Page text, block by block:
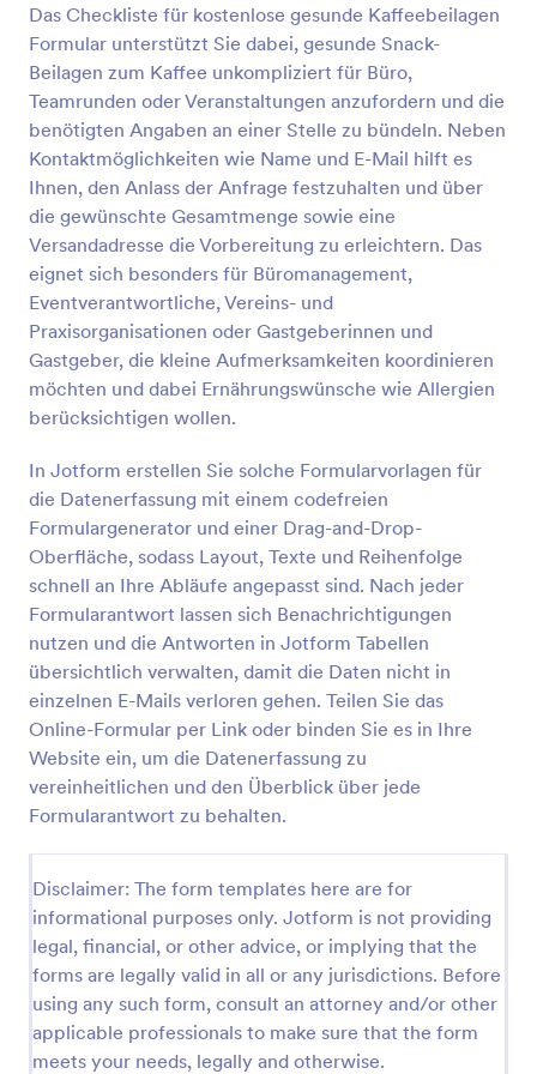
Das Checkliste für kostenlose gesunde Kaffeebeilagen
Formular unterstützt Sie dabei, gesunde Snack-
Beilagen zum Kaffee unkompliziert für Büro,
Teamrunden oder Veranstaltungen anzufordern und die
benötigten Angaben an einer Stelle zu bündeln. Neben
Kontaktmöglichkeiten wie Name und E-Mail hilft es
Ihnen, den Anlass der Anfrage festzuhalten und über
die gewünschte Gesamtmenge sowie eine
Versandadresse die Vorbereitung zu erleichtern. Das
eignet sich besonders für Büromanagement,
Eventverantwortliche, Vereins- und
Praxisorganisationen oder Gastgeberinnen und
Gastgeber, die kleine Aufmerksamkeiten koordinieren
möchten und dabei Ernährungswünsche wie Allergien
berücksichtigen wollen.
In Jotform erstellen Sie solche Formularvorlagen für
die Datenerfassung mit einem codefreien
Formulargenerator und einer Drag-and-Drop-
Oberfläche, sodass Layout, Texte und Reihenfolge
schnell an Ihre Abläufe angepasst sind. Nach jeder
Formularantwort lassen sich Benachrichtigungen
nutzen und die Antworten in Jotform Tabellen
übersichtlich verwalten, damit die Daten nicht in
einzelnen E-Mails verloren gehen. Teilen Sie das
Online-Formular per Link oder binden Sie es in Ihre
Website ein, um die Datenerfassung zu
vereinheitlichen und den Überblick über jede
Formularantwort zu behalten.
Disclaimer: The form templates here are for
informational purposes only. Jotform is not providing
legal, financial, or other advice, or implying that the
forms are legally valid in all or any jurisdictions. Before
using any such form, consult an attorney and/or other
applicable professionals to make sure that the form
meets your needs, legally and otherwise.
Vorschau
Checkliste Urlaub
Eine Vorlage für eine Urlaubscheckliste wird von
Einzelpersonen verwendet, um den Überblick über
die mit in den Urlaub zu bringenden Gegenstände
zu behalten.
Go to Category:
Checklisten-Formulare
Vorlage verwenden